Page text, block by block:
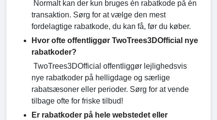
Normalt kan der kun bruges én rabatkode på én
transaktion. Sørg for at vælge den mest
fordelagtige rabatkode, du kan få, før du køber.
Hvor ofte offentliggør TwoTrees3DOfficial nye
rabatkoder?
TwoTrees3DOfficial offentliggør lejlighedsvis
nye rabatkoder på helligdage og særlige
rabatsæsoner eller perioder. Sørg for at vende
tilbage ofte for friske tilbud!
Er rabatkoder på hele webstedet eller